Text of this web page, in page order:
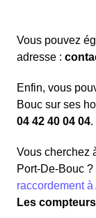
Vous pouvez
adresse :
Enfin, vous
Bouc sur ses
04 42 40 04 04.
Vous cherchez
Port-De-Bouc
raccordement à
Les